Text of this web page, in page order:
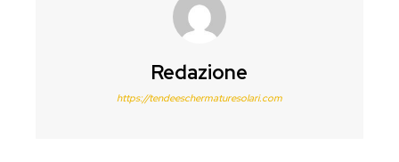
Redazione
https://tendeeschermaturesolari.com